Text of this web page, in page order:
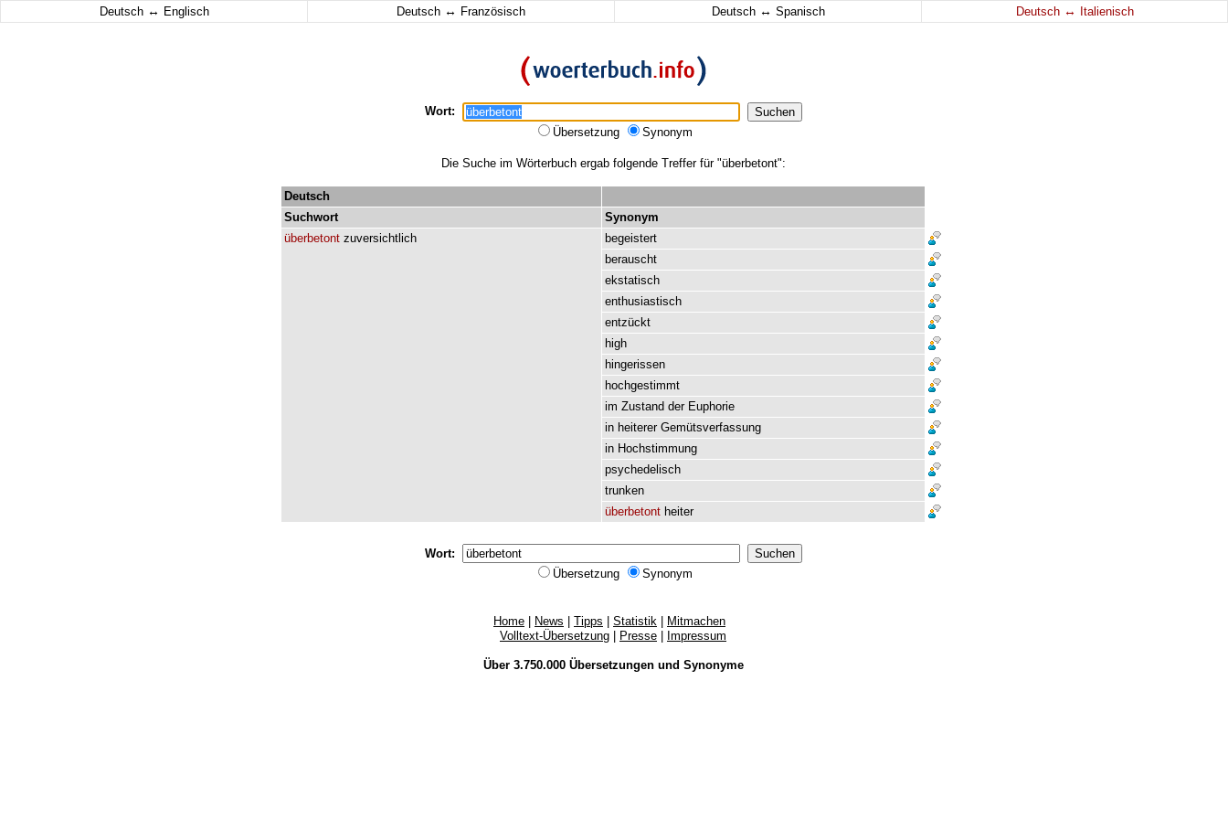
Deutsch ↔ Englisch Deutsch ↔ Französisch Deutsch ↔ Spanisch Deutsch ↔ Italienisch
Wort:
Übersetzung
Synonym
Die Suche im Wörterbuch ergab folgende Treffer für "überbetont":
Deutsch
Suchwort
Synonym
überbetont zuversichtlich
begeistert
berauscht
ekstatisch
enthusiastisch
entzückt
high
hingerissen
hochgestimmt
im Zustand der Euphorie
in heiterer Gemütsverfassung
in Hochstimmung
psychedelisch
trunken
überbetont heiter
Wort:
Übersetzung
Synonym
Home News Tipps Statistik
Mitmachen
Volltext-Übersetzung
Presse Impressum
Über 3.750.000 Übersetzungenund Synonyme